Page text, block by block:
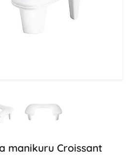
manikuru Croissant